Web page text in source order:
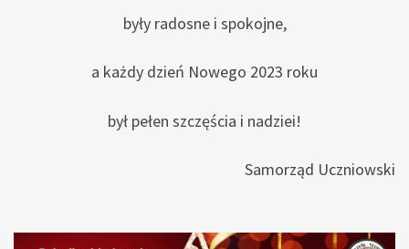
były radosne i spokojne,
a każdy dzień Nowego 2023 roku
był pełen szczęścia i nadziei!
Samorząd Uczniowski